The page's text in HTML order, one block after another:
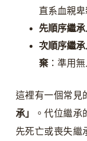
直系血親卑
先順序繼
次順序繼
棄：準用無
這裡有一個常
承」
。代位繼
先死亡或喪失繼